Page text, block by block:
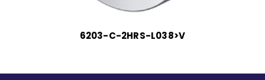
6203-C-2HRS-L038>V